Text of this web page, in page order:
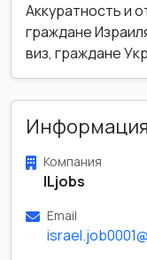
Аккуратность и
граждане
виз, граждане
Компания
ILjobs
Email